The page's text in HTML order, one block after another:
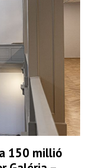
150 millió